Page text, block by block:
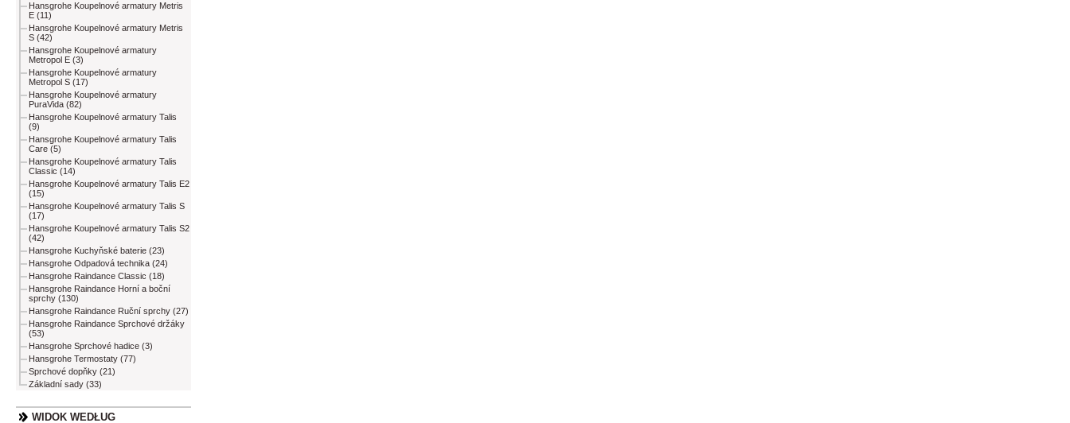
Hansgrohe Koupelnové armatury Metris
E (11)
Hansgrohe Koupelnové armatury Metris
S (42)
Hansgrohe Koupelnové armatury
Metropol E (3)
Hansgrohe Koupelnové armatury
Metropol S (17)
Hansgrohe Koupelnové armatury
PuraVida (82)
Hansgrohe Koupelnové armatury Talis
(9)
Hansgrohe Koupelnové armatury Talis
Care (5)
Hansgrohe Koupelnové armatury Talis
Classic (14)
Hansgrohe Koupelnové armatury Talis E2
(15)
Hansgrohe Koupelnové armatury Talis S
(17)
Hansgrohe Koupelnové armatury Talis S2
(42)
Hansgrohe Kuchyňské baterie (23)
Hansgrohe Odpadová technika (24)
Hansgrohe Raindance Classic (18)
Hansgrohe Raindance Horní a boční
sprchy (130)
Hansgrohe Raindance Ruční sprchy (27)
Hansgrohe Raindance Sprchové držáky
(53)
Hansgrohe Sprchové hadice (3)
Hansgrohe Termostaty (77)
Sprchové dopňky (21)
Základní sady (33)
WIDOK WEDŁUG